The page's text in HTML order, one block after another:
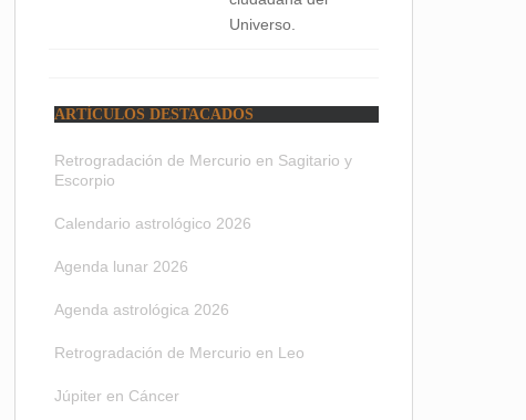
Universo.
ARTÍCULOS DESTACADOS
Retrogradación de Mercurio en Sagitario y
Escorpio
Calendario astrológico 2026
Agenda lunar 2026
Agenda astrológica 2026
Retrogradación de Mercurio en Leo
Júpiter en Cáncer